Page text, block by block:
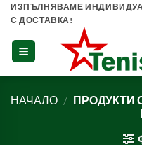
Skip
content
ИЗПЪЛНЯВАМЕ
С ДОСТАВКА!
НАЧАЛО / ПРОДУКТИ